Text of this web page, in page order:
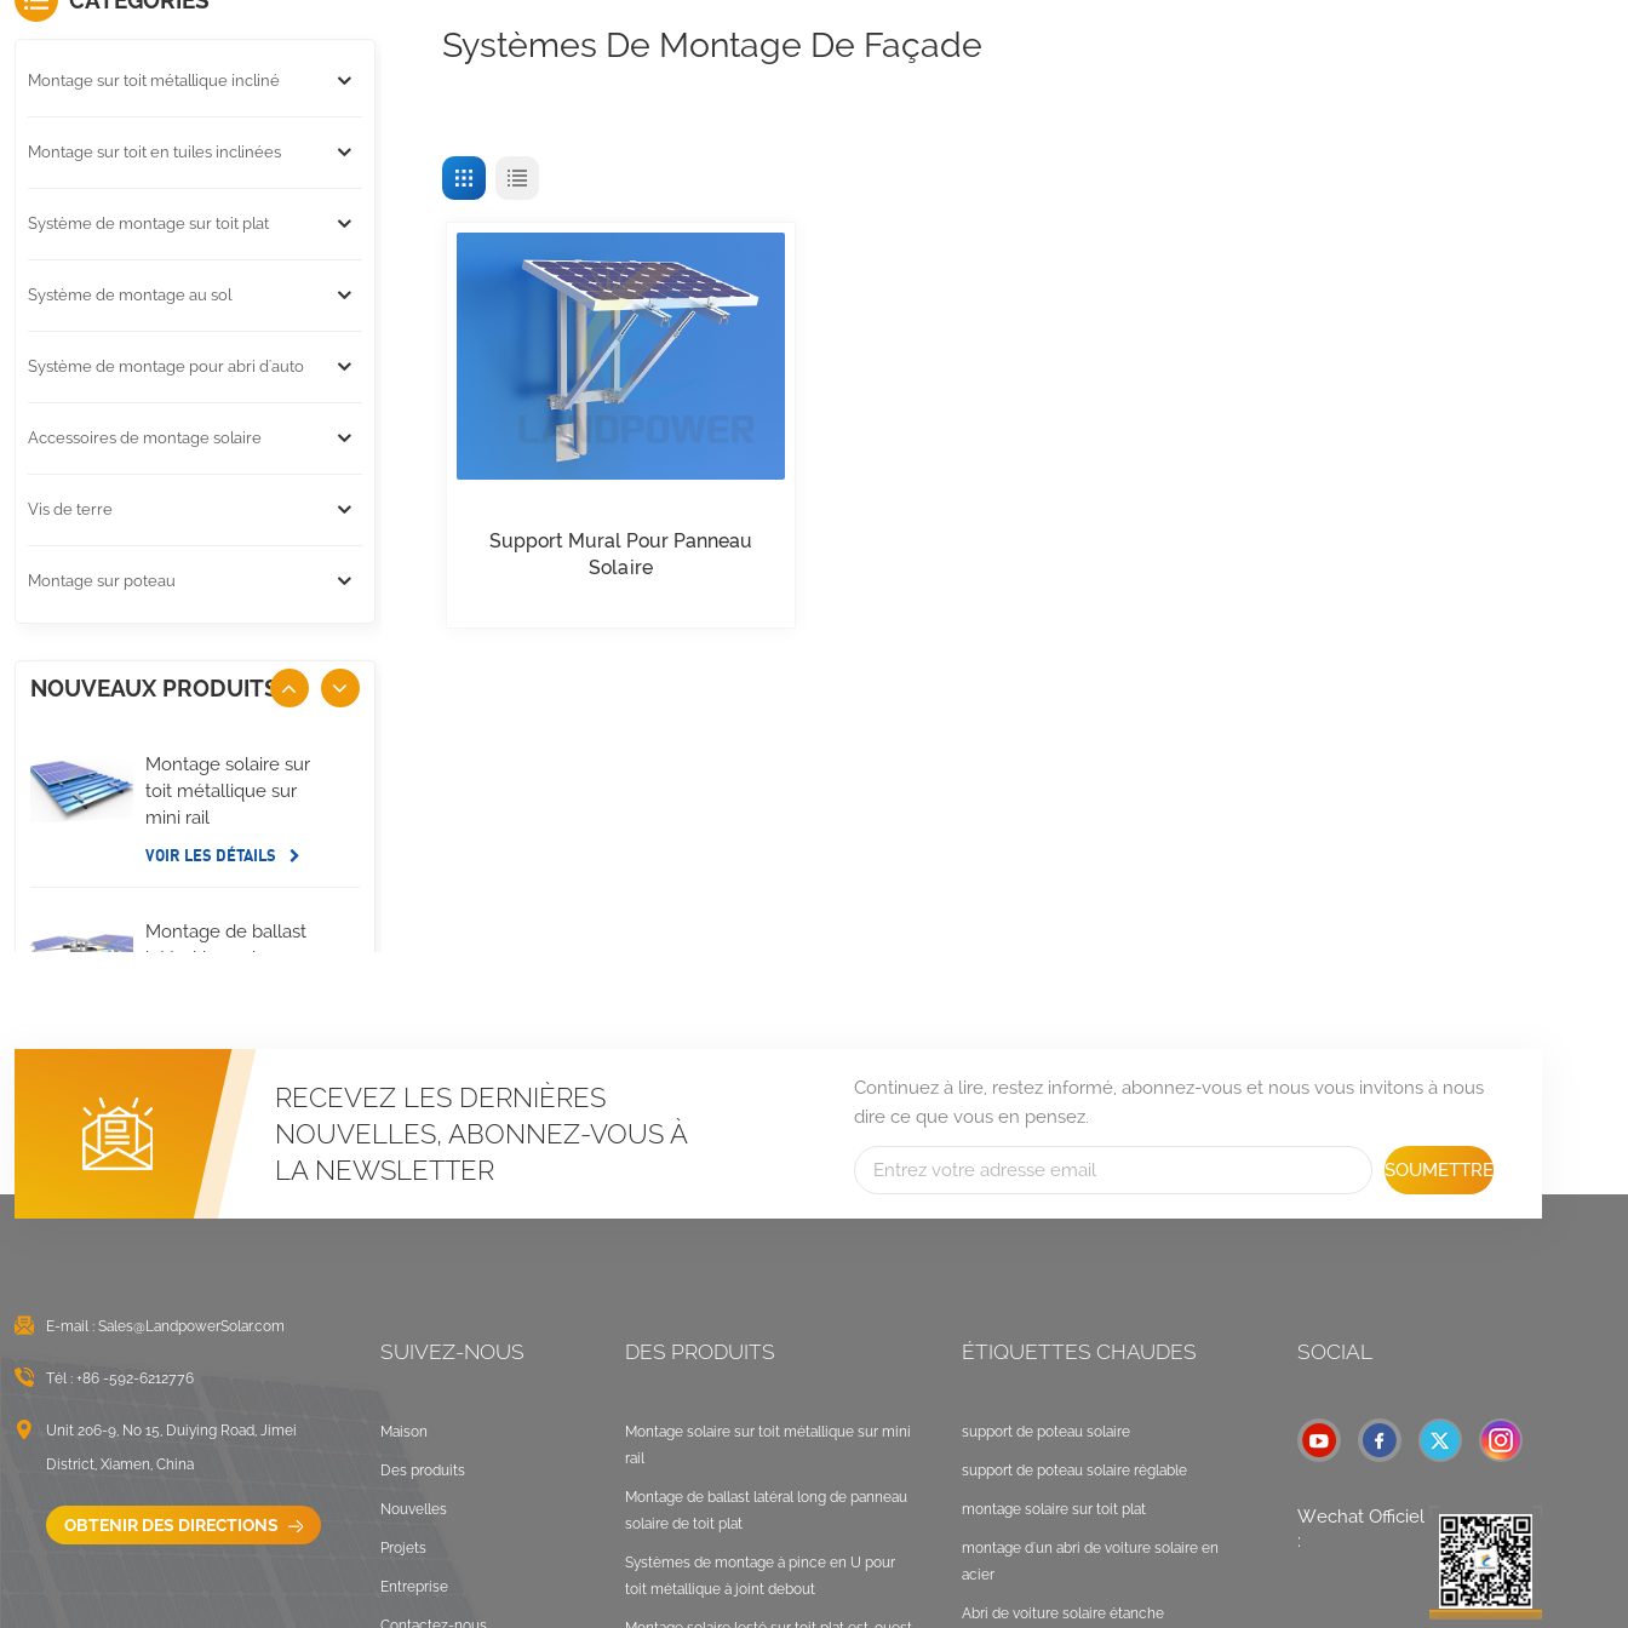
Systèmes De Montage De Façade
Support Mural Pour Panneau
Solaire
Montage sur toit métallique incliné
Montage sur toit en tuiles inclinées
Système de montage sur toit plat
Système de montage au sol
Système de montage pour abri d'auto
Accessoires de montage solaire
Vis de terre
Montage sur poteau
NOUVEAUX PRODUITS
Montage solaire sur
toit métallique sur
mini rail
VOIR LES DÉTAILS
Montage de ballast
latéral long de
Systèmes de
montage à pince en U
pour toit métallique à
joint debout
VOIR LES DÉTAILS
VOIR LES DÉTAILS
montage sur rails
longs pour toit ondulé
RECEVEZ LES DERNIÈRES
NOUVELLES, ABONNEZ-VOUS À
LA NEWSLETTER
Continuez à lire, restez informé, abonnez-vous et nous vous invitons à nous
dire ce que vous en pensez.
SOUMETTRE
E-mail : Sales@LandpowerSolar.com
Tél : +86 -592-6212776
Unit 206-9, No 15, Duiying Road, Jimei
District, Xiamen, China
OBTENIR DES DIRECTIONS
SUIVEZ-NOUS
Maison
Des produits
Nouvelles
Projets
Entreprise
DES PRODUITS
Montage solaire sur toit métallique sur mini
rail
Montage de ballast latéral long de panneau
solaire de toit plat
Systèmes de montage à pince en U pour
toit métallique à joint debout
ÉTIQUETTES CHAUDES
support de poteau solaire
support de poteau solaire réglable
montage solaire sur toit plat
montage d'un abri de voiture solaire en
acier
Abri de voiture solaire étanche
SOCIAL
Wechat Officiel
: